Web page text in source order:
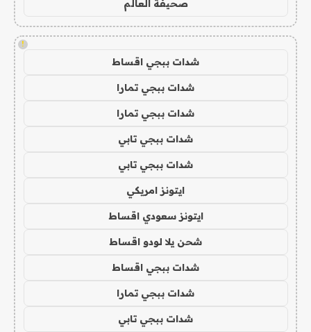
صحيفة العالم
!
شدات ببجي اقساط
شدات ببجي تمارا
شدات ببجي تمارا
شدات ببجي تابي
شدات ببجي تابي
ايتونز امريكي
ايتونز سعودي اقساط
شحن يلا لودو اقساط
شدات ببجي اقساط
شدات ببجي تمارا
شدات ببجي تابي